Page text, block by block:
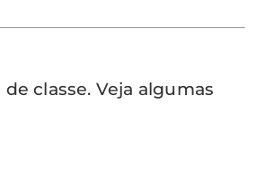
classe. Veja algumas